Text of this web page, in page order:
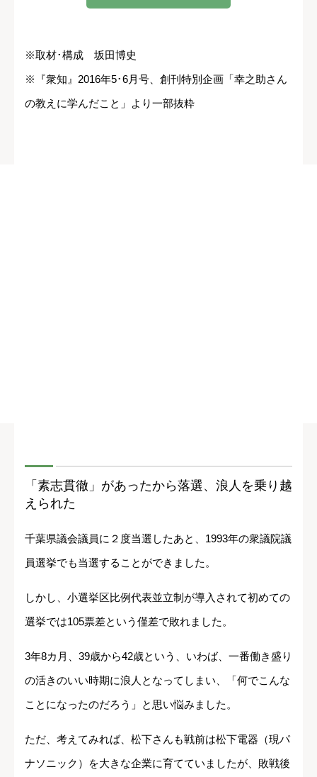
※取材･構成 坂田博史
※『衆知』2016年5･6月号、創刊特別企画「幸之助さん
の教えに学んだこと」より一部抜粋
「素志貫徹」があったから落選、浪人を乗り越
えられた
千葉県議会議員に２度当選したあと、1993年の衆議院議
員選挙でも当選することができました。
しかし、小選挙区比例代表並立制が導入されて初めての
選挙では105票差という僅差で敗れました。
3年8カ月、39歳から42歳という、いわば、一番働き盛り
の活きのいい時期に浪人となってしまい、「何でこんな
ことになったのだろう」と思い悩みました。
ただ、考えてみれば、松下さんも戦前は松下電器（現パ
ナソニック）を大きな企業に育てていましたが、敗戦後